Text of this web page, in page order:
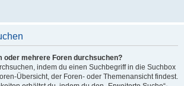
oder mehrere Foren durchsuchen?
indem du einen Suchbegriff in die Suchbox
Übersicht, der Foren- oder Themenansicht findest.